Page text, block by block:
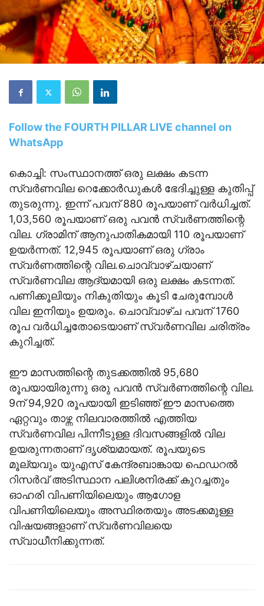
Follow the FOURTH PILLAR LIVE channel on
WhatsApp
കൊച്ചി: സംസ്ഥാനത്ത് ഒരു ലക്ഷം കടന്ന
സ്വര്‍ണവില റെക്കോര്‍ഡുകള്‍ ഭേദിച്ചുള്ള കുതിപ്പ്
തുടരുന്നു. ഇന്ന് പവന് 880 രൂപയാണ് വര്‍ധിച്ചത്.
1,03,560 രൂപയാണ് ഒരു പവന്‍ സ്വര്‍ണത്തിന്റെ
വില. ഗ്രാമിന് ആനുപാതികമായി 110 രൂപയാണ്
ഉയര്‍ന്നത്. 12,945 രൂപയാണ് ഒരു ഗ്രാം
സ്വര്‍ണത്തിന്റെ വില.ചൊവ്വാഴ്ചയാണ്
സ്വര്‍ണവില ആദ്യമായി ഒരു ലക്ഷം കടന്നത്.
പണിക്കൂലിയും നികുതിയും കൂടി ചേരുമ്പോള്‍
വില ഇനിയും ഉയരും. ചൊവ്വാഴ്ച പവന് 1760
രൂപ വര്‍ധിച്ചതോടെയാണ് സ്വര്‍ണവില ചരിത്രം
കുറിച്ചത്.
ഈ മാസത്തിന്റെ തുടക്കത്തില്‍ 95,680
രൂപയായിരുന്നു ഒരു പവന്‍ സ്വര്‍ണത്തിന്റെ വില.
9ന് 94,920 രൂപയായി ഇടിഞ്ഞ് ഈ മാസത്തെ
ഏറ്റവും താഴ്ന്ന നിലവാരത്തില്‍ എത്തിയ
സ്വര്‍ണവില പിന്നീടുള്ള ദിവസങ്ങളില്‍ വില
ഉയരുന്നതാണ് ദൃശ്യമായത്. രൂപയുടെ
മൂല്യവും യുഎസ് കേന്ദ്രബാങ്കായ ഫെഡറല്‍
റിസര്‍വ് അടിസ്ഥാന പലിശനിരക്ക് കുറച്ചതും
ഓഹരി വിപണിയിലെയും ആഗോള
വിപണിയിലെയും അസ്ഥിരതയും അടക്കമുള്ള
വിഷയങ്ങളാണ് സ്വര്‍ണവിലയെ
സ്വാധീനിക്കുന്നത്.